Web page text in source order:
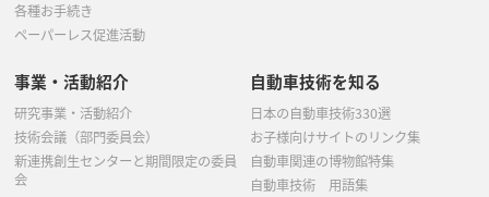
各種お手続き
ペーパーレス促進活動
事業・活動紹介
研究事業・活動紹介
技術会議（部門委員会）
新連携創生センターと期間限定の委員
会
自動車技術を知る
日本の自動車技術330選
お子様向けサイトのリンク集
自動車関連の博物館特集
自動車技術 用語集